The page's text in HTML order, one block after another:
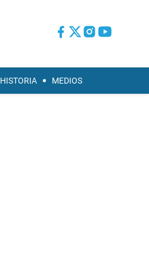
HISTORIA MEDIOS